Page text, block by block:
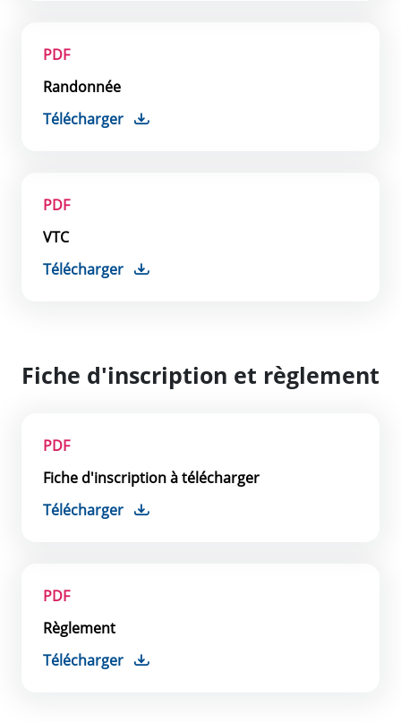
PDF
Randonnée
Télécharger
PDF
VTC
Télécharger
Fiche d'inscription et règlement
PDF
Fiche d'inscription à télécharger
Télécharger
PDF
Règlement
Télécharger